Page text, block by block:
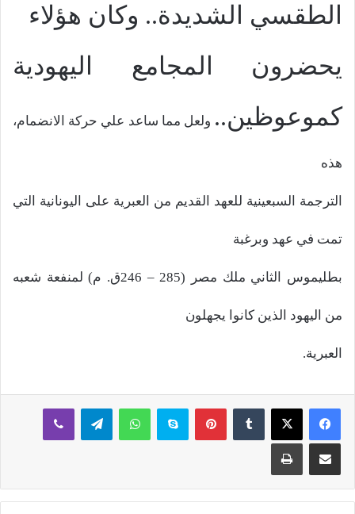
الطقسي الشديدة.. وكان هؤلاء
يحضرون المجامع اليهودية
كموعوظين.. ولعل مما ساعد علي حركة الانضمام،
هذه
الترجمة السبعينية للعهد القديم من العبرية على اليونانية التي
تمت في عهد وبرغبة
بطليموس الثاني ملك مصر (285 – 246ق. م) لمنفعة شعبه
من اليهود الذين كانوا يجهلون
العبرية.
بينتيريستسكايب واتساب تيلقرام ڤايبر
مشاركة عبر البريد طباعة